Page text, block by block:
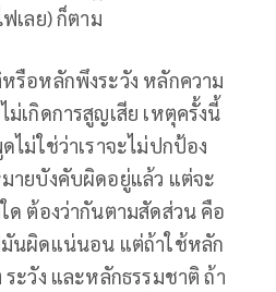
เลย) ก็ตาม
รือหลักพึงระวัง หลักความ
เกิดการสูญเสีย เหตุครั้งนี้
ไม่ใช่ว่าเราจะไม่ปกป้อง
ายบังคับผิดอยู่แล้ว แต่จะ
ด ต้องว่ากันตามสัดส่วน คือ
นผิดแน่นอน แต่ถ้าใช้หลัก
ะวัง และหลักธรรมชาติ ถ้า